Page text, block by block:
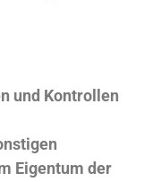
und Kontrollen
Eigentum der